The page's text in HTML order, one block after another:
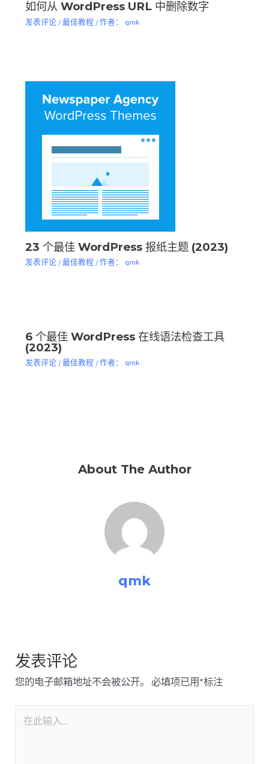
如何从 WordPress URL 中删除数字
发表评论 /最佳教程 / 作者： qmk
23 个最佳 WordPress 报纸主题 (2023)
发表评论 /最佳教程 / 作者： qmk
6 个最佳 WordPress 在线语法检查工具
(2023)
发表评论 /最佳教程 / 作者： qmk
About The Author
qmk
发表评论
您的电子邮箱地址不会被公开。 必填项已用*标注